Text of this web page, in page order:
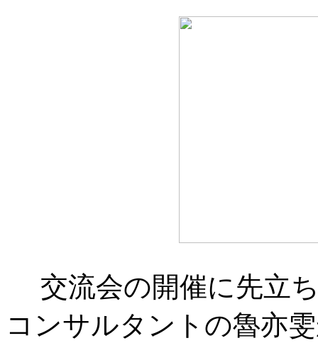
交流会の開催に先立
コンサルタントの魯亦